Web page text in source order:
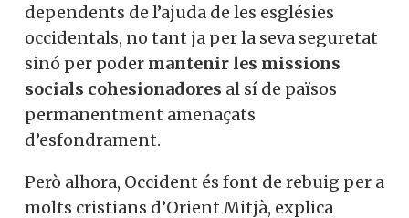
dependents de l’ajuda de les esglésies
occidentals, no tant ja per la seva seguretat
sinó per poder mantenir les missions
socials cohesionadores al sí de països
permanentment amenaçats
d’esfondrament.
Però alhora, Occident és font de rebuig per a
molts cristians d’Orient Mitjà, explica